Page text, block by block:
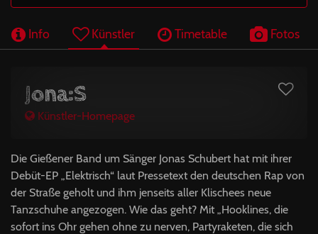
Info Künstler Timetable Fotos
Jona:S
Künstler-Homepage
Die Gießener Band um Sänger Jonas Schubert hat mit ihrer
Debüt-EP „Elektrisch“ laut Pressetext den deutschen Rap von
der Straße geholt und ihm jenseits aller Klischees neue
Tanzschuhe angezogen. Wie das geht? Mit „Hooklines, die
sofort ins Ohr gehen ohne zu nerven, Partyraketen, die sich